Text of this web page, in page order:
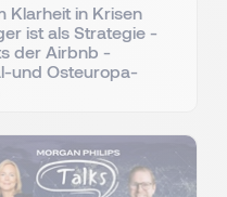
Klarheit in Krisen
ist als Strategie -
der Airbnb -
und Osteuropa-